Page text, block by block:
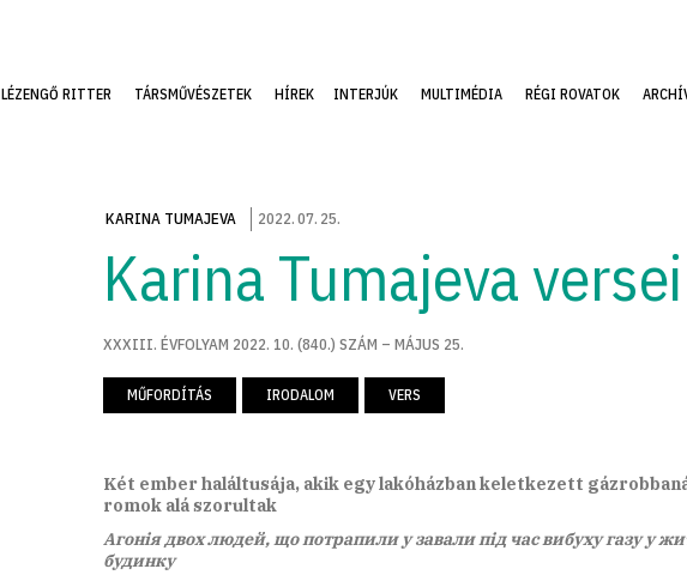
LÉZENGŐ RITTER TÁRSMŰVÉSZETEK HÍREK INTERJÚK MULTIMÉDIA RÉGI ROVATOK
KARINA TUMAJEVA 2022.07. 25.
Karina Tumajeva versei
XXXIII. ÉVFOLYAM 2022. 10. (840.) SZÁM – MÁJUS 25.
MŰFORDÍTÁS IRODALOM VERS
Két ember haláltusája, akik egy lakóházban keletkezett
romok alá szorultak
Агонія двох людей, що потрапили у завали під час вибуху газу у
будинку